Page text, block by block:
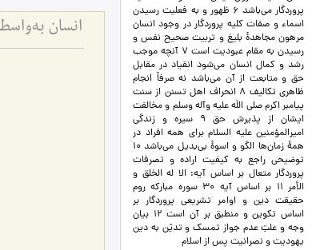
پروردگار مي‌باشد 6 ظهور و به فعليت رسيدن
اسماء و صفات كليه پروردگار در وجود انسان
مرهون مجاهدۀ بليغ و تربيت صحيح نفس و
رسيدن به مقام عبوديت است 7 آنچه موجب
رشد و كمال انسان مي‌شود انقياد در مقابل
حق و متابعت از آن مي‌باشد نه صرفاً انجام
ظاهري تكاليف 8 انحراف اهل تسنن از سنت
پيامبر اكرم صلی اللَه علیه وآله وسلم و مخالفت
ايشان از پذيرش حق 9 سيره و زندگي
اميرالمؤمنين عليه السلام براي همه افراد در
همۀ زمان‌ها الگو و اسوۀ بي‌بديل مي‌باشد 10
توضيحي راجع به كيفيت اراده و تصرفات
پروردگار متعال بر اساس آيه: الا له الخلق و
الأمر 11 بر اساس آيه 30 سوره مبارکه روم
حقيقت دين و اوامر تشريعي پروردگار بر
اساس تكوين و منطبق بر آن است 12 بيان
وجه و علتِ عدم جواز تمسك و تديّن به دين
يهوديت و نصرانيت پس از اسلام
انسان